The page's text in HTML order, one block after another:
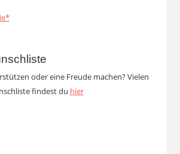
oder eine Freude machen? Vielen
findest du hier